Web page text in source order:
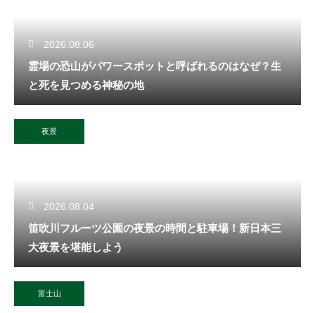
2026.08.06
霊場の恐山がパワースポットと呼ばれるのはなぜ？生
と死を見つめる神秘の地
夜景
2026.08.04
笛吹川フルーツ公園の夜景の時間と駐車場！新日本三
大夜景を堪能しよう
富士山